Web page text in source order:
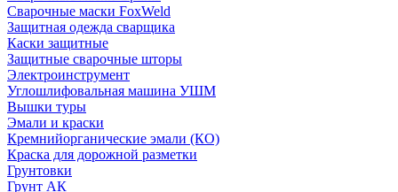
Сварочные маски FoxWeld
Защитная одежда сварщика
Каски защитные
Защитные сварочные шторы
Электроинструмент
Углошлифовальная машина УШМ
Вышки туры
Эмали и краски
Кремнийорганические эмали (КО)
Краска для дорожной разметки
Грунтовки
Грунт АК